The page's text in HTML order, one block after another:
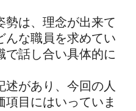
勢は、理念が出来て
んな職員を求めてい
で話し合い具体的に
述があり、今回の人
目にはいっていま